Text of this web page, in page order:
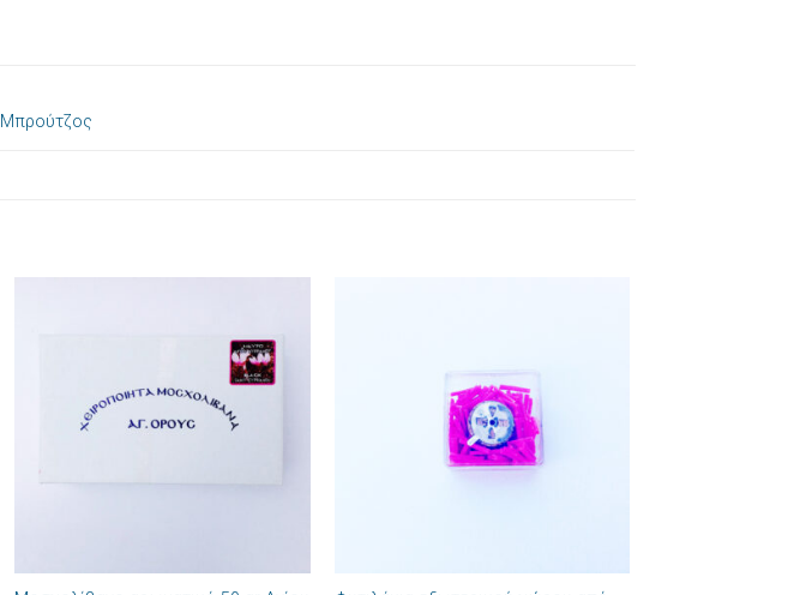
Μπρούτζος
Πρόσθήκη
στην λίστα
επιθυμιών